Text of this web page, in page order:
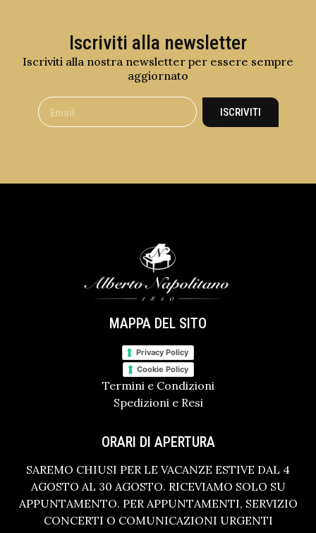
Iscriviti alla newsletter
Iscriviti alla nostra newsletter per essere sempre
aggiornato
ISCRIVITI
MAPPA DEL SITO
Privacy Policy
Cookie Policy
Termini e Condizioni
Spedizioni e Resi
ORARI DI APERTURA
SAREMO CHIUSI PER LE VACANZE ESTIVE DAL 4
AGOSTO AL 30 AGOSTO. RICEVIAMO SOLO SU
APPUNTAMENTO. PER APPUNTAMENTI, SERVIZIO
CONCERTI O COMUNICAZIONI URGENTI